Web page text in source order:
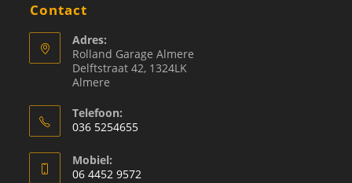
Contact
Adres:
Rolland Garage Almere
Delftstraat 42, 1324LK
Almere
Telefoon:
036 5254655
Mobiel:
06 4452 9572